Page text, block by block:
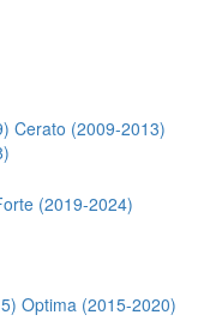
Cerato (2009-2013)
(2019-2024)
Optima (2015-2020)